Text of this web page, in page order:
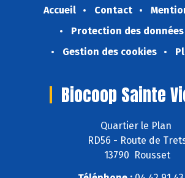
Accueil Contact
Protection des données
Gestion des cookies
Biocoop Sainte
Quartier le Plan
RD56 - Route de
13790 Rousset